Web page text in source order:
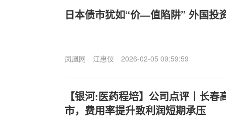
日本债市犹如“价—值陷阱” 外国投
凤凰网 江惠仪 2026-02-05 09:59:59
【银河:医药程培】公司点评丨长
市，费用率提升致利润短期承压